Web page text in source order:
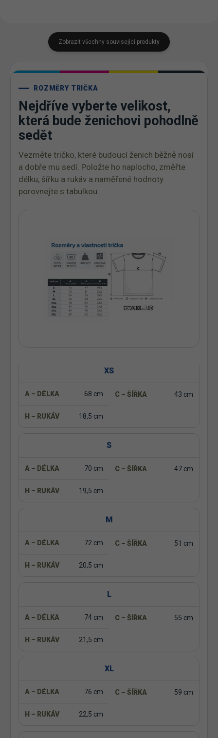
Zobrazit všechny související produkty
ROZMĚRY TRIČKA
Nejdříve vyberte velikost,
která bude ženichovi pohodlně
sedět
Vezměte tričko, které budoucí ženich běžně nosí
a dobře mu sedí. Položte ho naplocho, změřte
délku, šířku a rukáv a naměřené hodnoty
porovnejte s tabulkou.
XS
68 cm 43 cm
18,5 cm
S
70 cm 47 cm
19,5 cm
M
72 cm 51 cm
20,5 cm
L
74 cm 55 cm
21,5 cm
XL
76 cm 59 cm
22,5 cm